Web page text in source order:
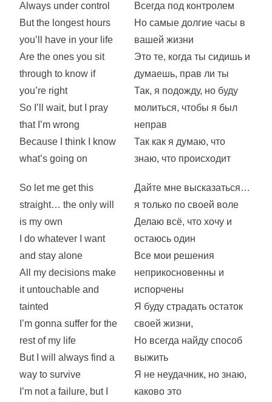
Always under control
But the longest hours
you’ll have in your life
Are the ones you sit
through to know if
you’re right
So I’ll wait, but I pray
that I’m wrong
Because I think I know
what’s going on
So let me get this
straight… the only will
is my own
I do whatever I want
and stay alone
All my decisions make
it untouchable and
tainted
I’m gonna suffer for the
rest of my life
But I will always find a
way to survive
I’m not a failure, but I
Всегда под контролем
Но самые долгие часы в
вашей жизни
Это те, когда ты сидишь и
думаешь, прав ли ты
Так, я подожду, но буду
молиться, чтобы я был
неправ
Так как я думаю, что
знаю, что происходит
Дайте мне высказаться…
я только по своей воле
Делаю всё, что хочу и
остаюсь один
Все мои решения
неприкосновенны и
испорчены
Я буду страдать остаток
своей жизни,
Но всегда найду способ
выжить
Я не неудачник, но знаю,
каково это